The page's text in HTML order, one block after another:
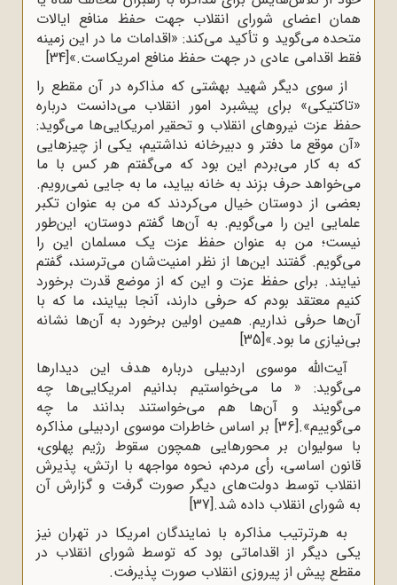
همان اعضای شورای انقلاب جهت حفظ منافع ایالات
متحده می‌گوید و تأکید می‌کند: «اقدامات ما در این زمینه
فقط اقدامی عادی در جهت حفظ منافع امریکاست.»[34]
از سوی دیگر شهید بهشتی که مذاکره در آن مقطع را
«تاکتیکی» برای پیشبرد امور انقلاب می‌دانست درباره
حفظ عزت نیروهای انقلاب و تحقیر امریکایی‌ها می‌گوید:
«آن موقع ما دفتر و دبیرخانه نداشتیم، یکى از چیزهایى
که به کار مى‌بردم این بود که مى‌گفتم هر کس با ما
مى‌خواهد حرف بزند به خانه بیاید، ما به جایى نمى‌رویم.
بعضى از دوستان خیال مى‌کردند که من به عنوان تکبر
علمایى این را مى‌گویم. به آن‌ها گفتم دوستان، این‌طور
نیست؛ من به عنوان حفظ عزت یک مسلمان این را
مى‌گویم. گفتند این‌ها از نظر امنیت‌شان مى‌ترسند، گفتم
نیایند. براى حفظ عزت و این ‌که از موضع قدرت برخورد
کنیم معتقد بودم که حرفى دارند، آنجا بیایند، ما که با
آن‌ها حرفى نداریم. همین اولین برخورد به آن‌ها نشانه‌
بى‌نیازى ما بود.»[35]
آیت‌الله موسوی اردبیلی درباره هدف این دیدارها
می‌گوید: « ما می‌خواستیم بدانیم امریکایی‌ها چه
می‌گویند و آن‌ها هم می‌خواستند بدانند ما چه
می‌گوییم».[36] بر اساس خاطرات موسوی اردبیلی مذاکره
با سولیوان بر محورهایی همچون سقوط رژیم پهلوی،
قانون اساسی، رأی مردم، نحوه مواجهه با ارتش، پذیرش
انقلاب توسط دولت‌های دیگر صورت گرفت و گزارش آن
به شورای انقلاب داده شد.[37]
به هرترتیب مذاکره با نمایندگان امریکا در تهران نیز
یکی دیگر از اقداماتی بود که توسط شورای انقلاب در
مقطع پیش از پیروزی انقلاب صورت پذیرفت.